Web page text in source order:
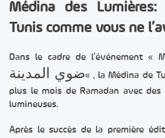
Médina des
Tunis comme vous ne
Dans le cadre de l’événement «
ضوي المدينة« , la Médina de
plus le mois de Ramadan avec
lumineuses.
Après le succès de la première